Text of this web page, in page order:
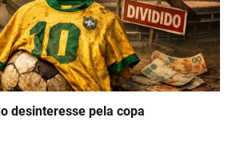
desinteresse pela copa